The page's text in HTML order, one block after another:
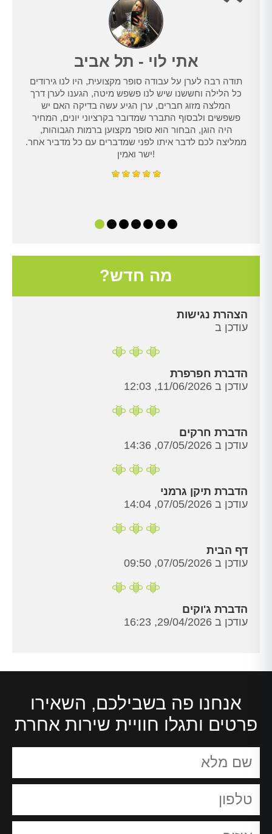
אתי לוי - תל אביב
תודה רבה לערן על עבודה סופר מקצועית, היו לנו גירודים
כל הלילה וחששנו שיש לנו פשפש מיטה, הגענו לערן דרך
המלצה מזוג חברים, ערן הגיע עשה בדיקה האם יש
פשפשים ולבסוף התברר שמדובר בקרציוני יונים, המחיר
היה הוגן, הבחור הוא סופר מקצוען ברמות הגבוהות,
ממליצה לכם לדבר איתו לפני שמדברים עם כל מדביר אחר.
ישר ואמין!
מה חדש?
הצהרת נגישות
עודכן ב
הדברת חפרפרת
עודכן ב 11/06/2026, 12:03
הדברת חרקים
עודכן ב 07/05/2026, 14:36
הדברת תיקן גרמני
עודכן ב 07/05/2026, 14:04
דף הבית
עודכן ב 07/05/2026, 09:50
הדברת ג'וקים
עודכן ב 29/04/2026, 16:23
אנחנו פה בשבילכם, השאירו
פרטים ותגלו חוויית שירות אחרת